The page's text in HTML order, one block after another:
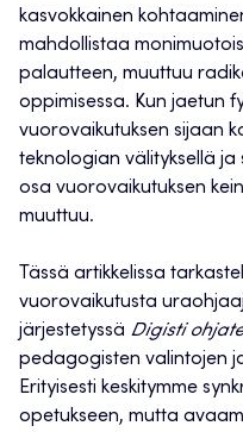
kasvokkainen
mahdollistaa
palautteen, muuttuu
oppimisessa. Kun jaetun
vuorovaikutuksen sijaan
teknologian välityksellä
osa vuorovaikutuksen
muuttuu.
Tässä artikkelissa
vuorovaikutusta
järjestetyssä Digisti
pedagogisten valintojen
Erityisesti keskitymme
opetukseen, mutta